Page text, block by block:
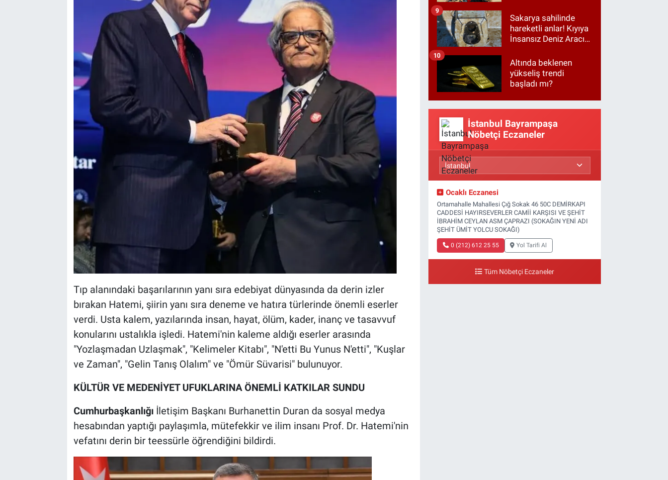
Tıp alanındaki başarılarının yanı sıra edebiyat dünyasında da derin izler
bırakan Hatemi, şiirin yanı sıra deneme ve hatıra türlerinde önemli eserler
verdi. Usta kalem, yazılarında insan, hayat, ölüm, kader, inanç ve tasavvuf
konularını ustalıkla işledi. Hatemi'nin kaleme aldığı eserler arasında
"Yozlaşmadan Uzlaşmak", "Kelimeler Kitabı", "N'etti Bu Yunus N'etti", "Kuşlar
ve Zaman", "Gelin Tanış Olalım" ve "Ömür Süvarisi" bulunuyor.
KÜLTÜR VE MEDENİYET UFUKLARINA ÖNEMLİ KATKILAR SUNDU
Cumhurbaşkanlığı İletişim Başkanı Burhanettin Duran da sosyal medya
hesabından yaptığı paylaşımla, mütefekkir ve ilim insanı Prof. Dr. Hatemi'nin
vefatını derin bir teessürle öğrendiğini bildirdi.
Sakarya sahilinde
hareketli anlar! Kıyıya
İnsansız Deniz Aracı
9
Altında beklenen
yükseliş trendi
başladı mı?
10
İstanbul Bayrampaşa
Nöbetçi Eczaneler
Ocaklı Eczanesi
Ortamahalle Mahallesi Çığ Sokak 46 50C DEMİRKAPI
CADDESİ HAYIRSEVERLER CAMİİ KARŞISI VE ŞEHİT
İBRAHİM CEYLAN ASM ÇAPRAZI (SOKAĞIN YENİ ADI
ŞEHİT ÜMİT YOLCU SOKAĞI)
0 (212) 612 25 55 Yol Tarifi Al
Tüm Nöbetçi Eczaneler